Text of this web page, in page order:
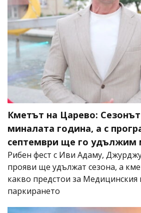
Кметът на Царево:
миналата година, а с
септември ще го удължим
Рибен фест с Иви Адаму,
прояви ще удължат сезона, а
какво предстои за
паркирането